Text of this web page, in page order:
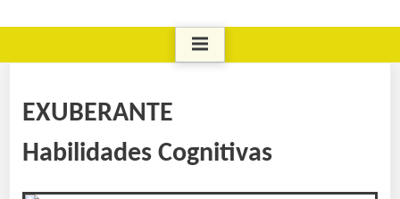
EXUBERANTE
Habilidades Cognitivas